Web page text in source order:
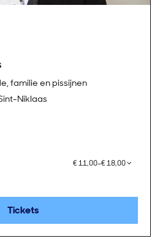
familie en pissijnen
Niklaas
€ 11,00–€ 18,00
Tickets